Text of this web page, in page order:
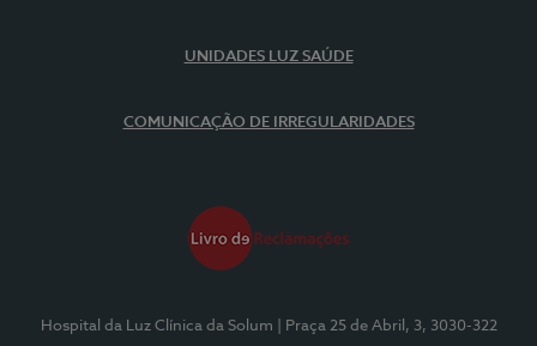
UNIDADES LUZ SAÚDE
COMUNICAÇÃO DE IRREGULARIDADES
Hospital da Luz Clínica da Solum
| Praça 25 de Abril, 3, 3030-322